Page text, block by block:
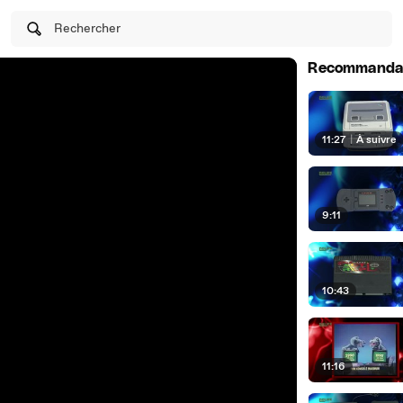
Rechercher
11:27 | À suivre
9:11
10:43
11:16